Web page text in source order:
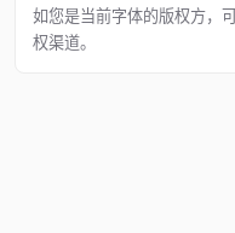
如您是当前字体的版权方，
权渠道。